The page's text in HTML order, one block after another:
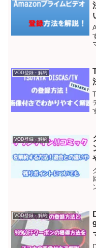
VOD登録・解約
VOD登録・解約
VOD登録・解約